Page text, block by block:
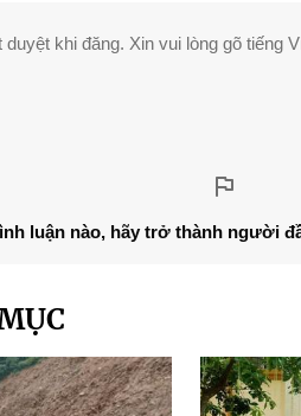
khi đăng. Xin vui lòng gõ tiếng
luận nào, hãy trở thành người